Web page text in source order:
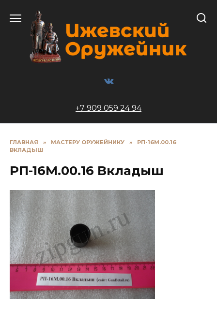
содержанию
+7 909 059 24 94
ГЛАВНАЯ » МАСТЕРУ ОРУЖЕЙНИКУ »
РП-16М.00.16
ВКЛАДЫШ
РП-16М.00.16 Вкладыш